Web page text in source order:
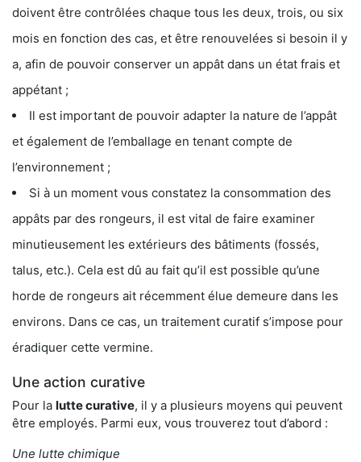
doivent être contrôlées chaque tous les deux, trois, ou six
mois en fonction des cas, et être renouvelées si besoin il y
a, afin de pouvoir conserver un appât dans un état frais et
appétant ;
Il est important de pouvoir adapter la nature de l’appât
et également de l’emballage en tenant compte de
l’environnement ;
Si à un moment vous constatez la consommation des
appâts par des rongeurs, il est vital de faire examiner
minutieusement les extérieurs des bâtiments (fossés,
talus, etc.). Cela est dû au fait qu’il est possible qu’une
horde de rongeurs ait récemment élue demeure dans les
environs. Dans ce cas, un traitement curatif s’impose pour
éradiquer cette vermine.
Une action curative
Pour la lutte curative, il y a plusieurs moyens qui peuvent
être employés. Parmi eux, vous trouverez tout d’abord :
Une lutte chimique